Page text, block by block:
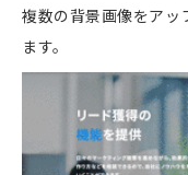
複数の背景画像をアッ
ます。